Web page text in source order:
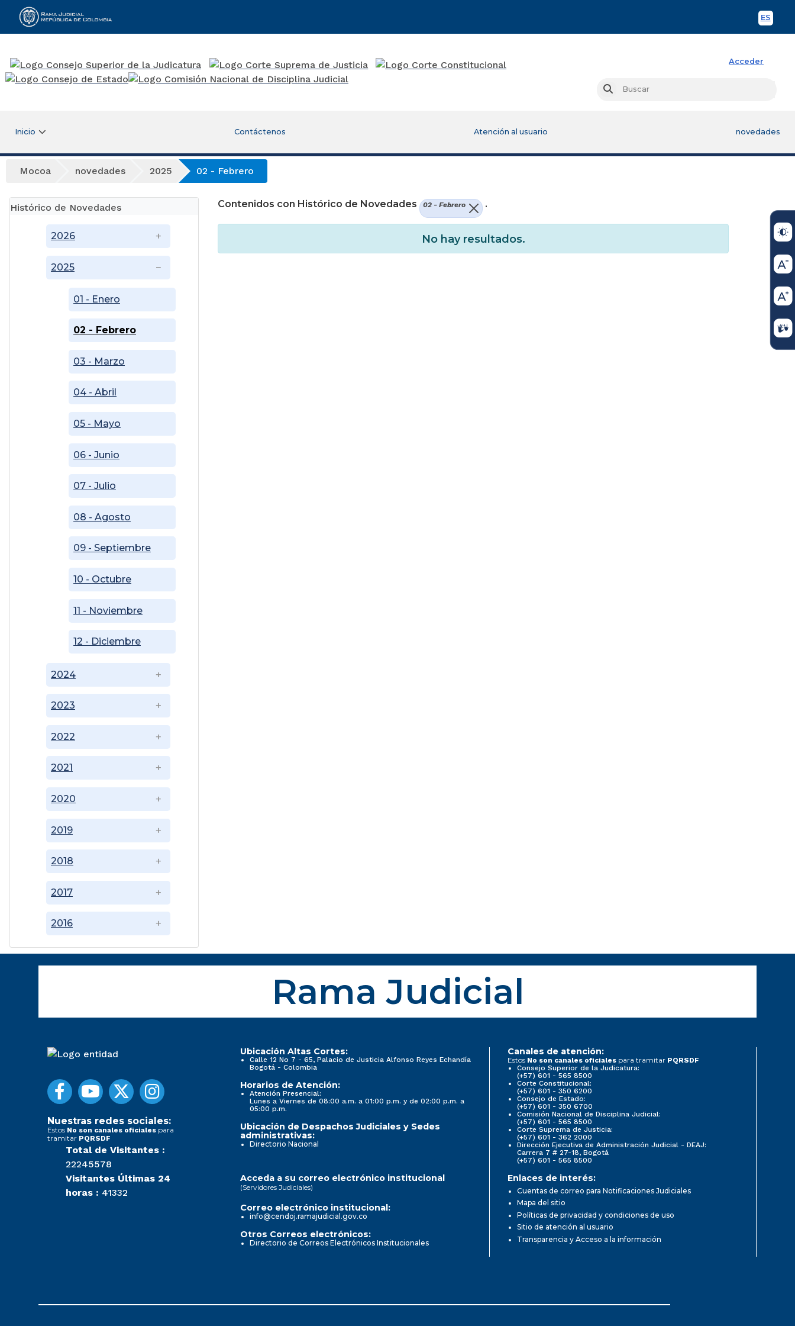
ES
Rama Judicial
Acceder
Buscar
Inicio Contáctenos Atención al usuario novedades
Mocoa novedades 2025 02 - Febrero
Histórico de Novedades
2016
2017
2018
2019
2020
2021
2022
2023
2024
2025
01 - Enero
02 - Febrero
03 - Marzo
04 - Abril
05 - Mayo
06 - Junio
07 - Julio
08 - Agosto
09 - Septiembre
10 - Octubre
11 - Noviembre
12 - Diciembre
2026
Contenidos con Histórico de Novedades 02 - Febrero .
No hay resultados.
Rama Judicial
Nuestras redes sociales:
Estos No son canales oficiales para
tramitar PQRSDF
Total de Visitantes :
22245578
Visitantes Últimas 24
horas : 41332
Ubicación Altas Cortes:
Calle 12 No 7 - 65, Palacio de Justicia Alfonso Reyes Echandía
Bogotá - Colombia
Horarios de Atención:
Atención Presencial:
Lunes a Viernes de 08:00 a.m. a 01:00 p.m. y de 02:00 p.m. a
05:00 p.m.
Ubicación de Despachos Judiciales y Sedes
administrativas:
Directorio Nacional
Canales de atención:
Estos No son canales oficiales para tramitar PQRSDF
Consejo Superior de la Judicatura:
(+57) 601 - 565 8500
Corte Constitucional:
(+57) 601 - 350 6200
Consejo de Estado:
(+57) 601 - 350 6700
Comisión Nacional de Disciplina Judicial:
(+57) 601 - 565 8500
Corte Suprema de Justicia:
(+57) 601 - 362 2000
Dirección Ejecutiva de Administración Judicial - DEAJ:
Carrera 7 # 27-18, Bogotá
(+57) 601 - 565 8500
Acceda a su correo electrónico institucional
(Servidores Judiciales)
Correo electrónico institucional:
info@cendoj.ramajudicial.gov.co
Otros Correos electrónicos:
Directorio de Correos Electrónicos Institucionales
Enlaces de interés:
Cuentas de correo para Notificaciones Judiciales
Mapa del sitio
Políticas de privacidad y condiciones de uso
Sitio de atención al usuario
Transparencia y Acceso a la información